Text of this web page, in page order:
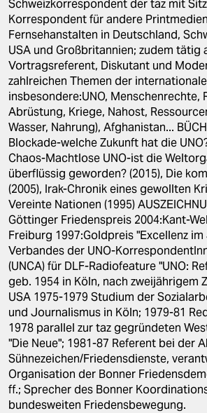
wahrheit
verlag
verlag
veranstaltungen
shop
fragen & hilfe
unterstützen
abo
genossenschaft
epaper login
Schweizkorrespondent der taz mit
Korrespondent für andere
Fernsehanstalten in Deutschland,
USA und Großbritannien; zudem tätig
Vortragsreferent, Diskutant und
zahlreichen Themen der
insbesondere:UNO, Menschenrechte,
Abrüstung, Kriege, Nahost,
Wasser, Nahrung), Afghanistan...
Blockade-welche Zukunft hat die
Chaos-Machtlose UNO-ist die
überflüssig geworden? (2015), Die
(2005), Irak-Chronik eines gewollten
Vereinte Nationen (1995)
Göttinger Friedenspreis 2004:Kant-
Freiburg 1997:Goldpreis "Excellenz
Verbandes der UNO-
(UNCA) für DLF-Radiofeature "UNO:
geb. 1954 in Köln, nach zweijährigem
USA 1975-1979 Studium der
und Journalismus in Köln; 1979-81
1978 parallel zur taz gegründeten
"Die Neue"; 1981-87 Referent bei der
Sühnezeichen/Friedensdienste,
Organisation der Bonner
ff.; Sprecher des Bonner
bundesweiten Friedensbewegung.